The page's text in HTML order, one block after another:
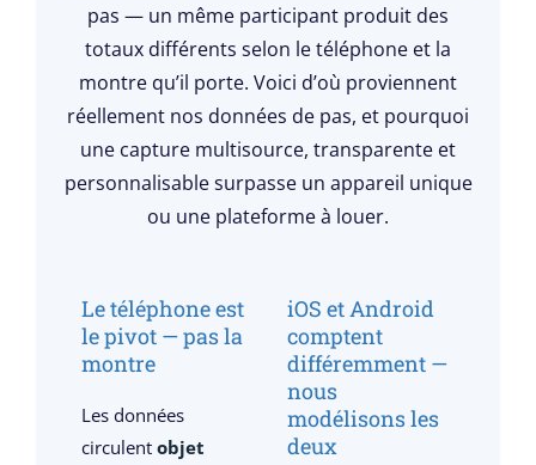
pas — un même participant produit des
totaux différents selon le téléphone et la
montre qu’il porte. Voici d’où proviennent
réellement nos données de pas, et pourquoi
une capture multisource, transparente et
personnalisable surpasse un appareil unique
ou une plateforme à louer.
Le téléphone est
le pivot — pas la
montre
Les données
circulent objet
iOS et Android
comptent
différemment —
nous
modélisons les
deux